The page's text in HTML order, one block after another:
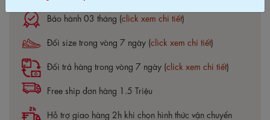
Bảo hành 03 tháng (click xem chi tiết)
Đổi size trong vòng 7 ngày (click xem chi tiết)
Đổi trả hàng trong vòng 7 ngày (click xem chi tiết)
Free ship đơn hàng 1.5 Triệu
Hỗ trợ giao hàng 2h khi chọn hình thức vận chuyển